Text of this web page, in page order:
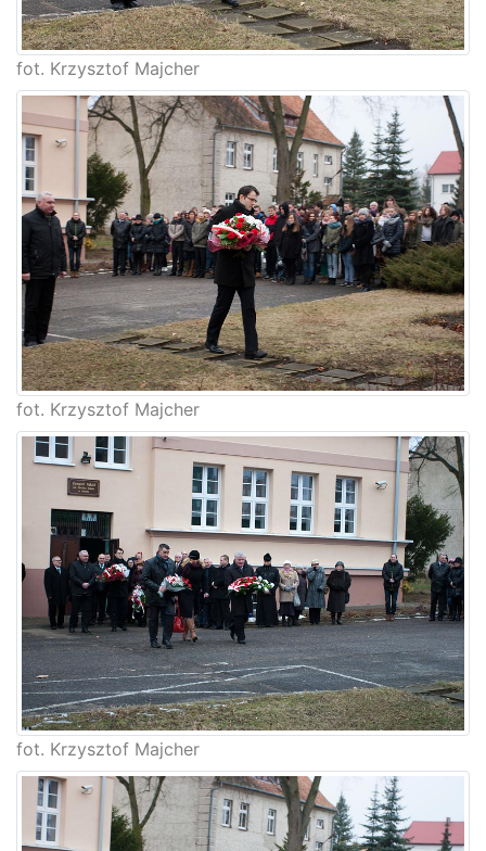
fot. Krzysztof Majcher
fot. Krzysztof Majcher
fot. Krzysztof Majcher